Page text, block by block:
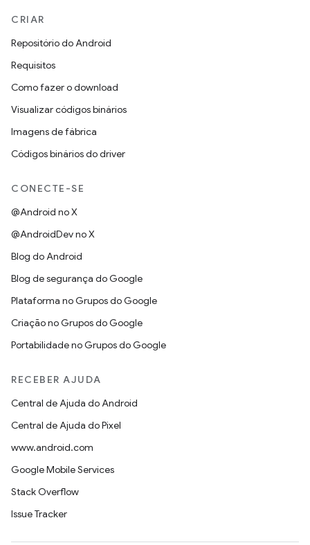
CRIAR
Repositório do Android
Requisitos
Como fazer o download
Visualizar códigos binários
Imagens de fábrica
Códigos binários do driver
CONECTE-SE
@Android no X
@AndroidDev no X
Blog do Android
Blog de segurança do Google
Plataforma no Grupos do Google
Criação no Grupos do Google
Portabilidade no Grupos do Google
RECEBER AJUDA
Central de Ajuda do Android
Central de Ajuda do Pixel
www.android.com
Google Mobile Services
Stack Overflow
Issue Tracker